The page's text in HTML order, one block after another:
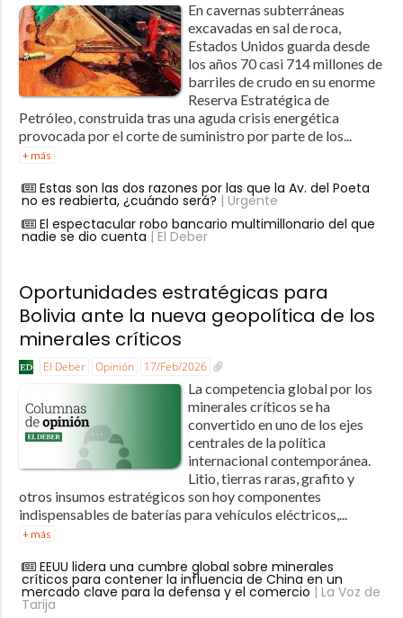
En cavernas subterráneas
excavadas en sal de roca,
Estados Unidos guarda desde
los años 70 casi 714 millones de
barriles de crudo en su enorme
Reserva Estratégica de
Petróleo, construida tras una aguda crisis energética
provocada por el corte de suministro por parte de los...
+ más
Estas son las dos razones por las que la Av. del Poeta
no es reabierta, ¿cuándo será? | Urgente
El espectacular robo bancario multimillonario del que
nadie se dio cuenta | El Deber
Oportunidades estratégicas para
Bolivia ante la nueva geopolítica de los
minerales críticos
El Deber Opinión 17/Feb/2026
La competencia global por los
minerales críticos se ha
convertido en uno de los ejes
centrales de la política
internacional contemporánea.
Litio, tierras raras, grafito y
otros insumos estratégicos son hoy componentes
indispensables de baterías para vehículos eléctricos,...
+ más
EEUU lidera una cumbre global sobre minerales
críticos para contener la influencia de China en un
mercado clave para la defensa y el comercio | La Voz de
Tarija